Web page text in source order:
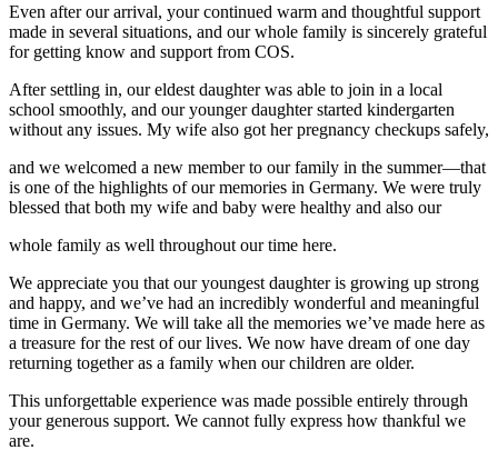
Even after our arrival, your continued warm and thoughtful support
made in several situations, and our whole family is sincerely grateful
for getting know and support from COS.
After settling in, our eldest daughter was able to join in a local
school smoothly, and our younger daughter started kindergarten
without any issues. My wife also got her pregnancy checkups safely,
and we welcomed a new member to our family in the summer—that
is one of the highlights of our memories in Germany. We were truly
blessed that both my wife and baby were healthy and also our
whole family as well throughout our time here.
We appreciate you that our youngest daughter is growing up strong
and happy, and we’ve had an incredibly wonderful and meaningful
time in Germany. We will take all the memories we’ve made here as
a treasure for the rest of our lives. We now have dream of one day
returning together as a family when our children are older.
This unforgettable experience was made possible entirely through
your generous support. We cannot fully express how thankful we
are.